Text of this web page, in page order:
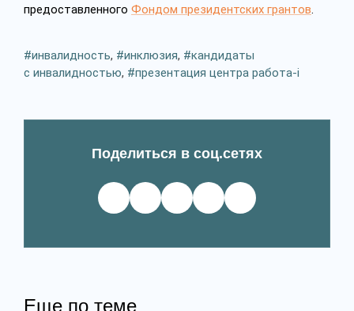
предоставленного Фондом президентских грантов.
инвалидность, инклюзия,
кандидаты
с инвалидностью, презентация центра работа-i
Поделиться в соц.сетях
Еще по теме